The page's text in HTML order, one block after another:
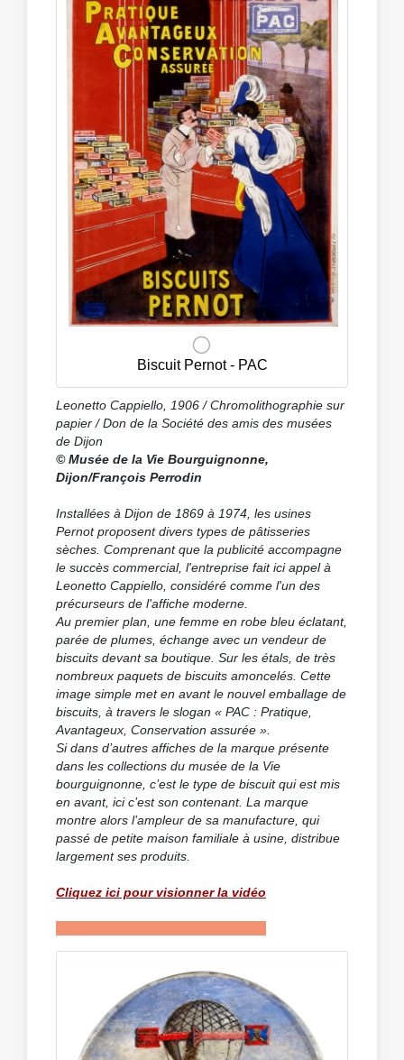
Biscuit Pernot - PAC
Leonetto Cappiello, 1906 / Chromolithographie sur
papier / Don de la Société des amis des musées
de Dijon
© Musée de la Vie Bourguignonne,
Dijon/François Perrodin
Installées à Dijon de 1869 à 1974, les usines
Pernot proposent divers types de pâtisseries
sèches. Comprenant que la publicité accompagne
le succès commercial, l'entreprise fait ici appel à
Leonetto Cappiello, considéré comme l'un des
précurseurs de l'affiche moderne.
Au premier plan, une femme en robe bleu éclatant,
parée de plumes, échange avec un vendeur de
biscuits devant sa boutique. Sur les étals, de très
nombreux paquets de biscuits amoncelés. Cette
image simple met en avant le nouvel emballage de
biscuits, à travers le slogan « PAC : Pratique,
Avantageux, Conservation assurée ».
Si dans d’autres affiches de la marque présente
dans les collections du musée de la Vie
bourguignonne, c’est le type de biscuit qui est mis
en avant, ici c’est son contenant. La marque
montre alors l’ampleur de sa manufacture, qui
passé de petite maison familiale à usine, distribue
largement ses produits.
Cliquez ici pour visionner la vidéo